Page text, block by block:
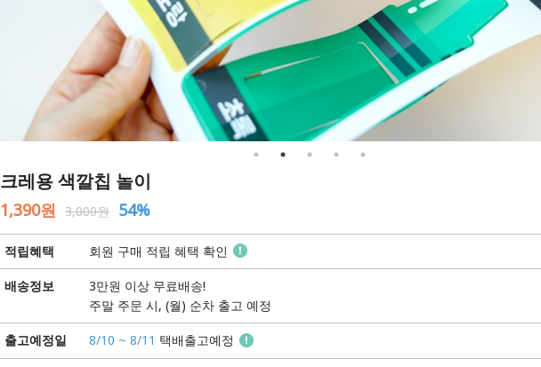
크레용 색깔칩 놀이
1,390원 3,000원 54%
적립혜택 회원 구매 적립 혜택 확인
배송정보
3만원 이상 무료배송!
주말 주문 시, (월) 순차 출고 예정
출고예정일 8/10 ~ 8/11 택배출고예정